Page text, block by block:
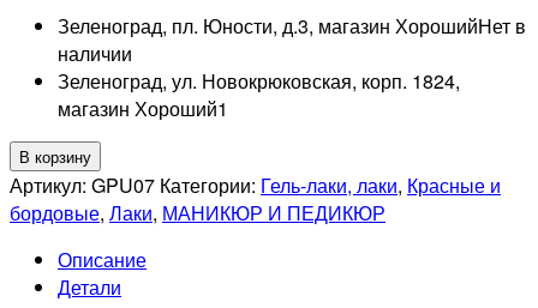
Зеленоград, пл. Юности, д.3, магазин ХорошийНет в
наличии
Зеленоград, ул. Новокрюковская, корп. 1824,
магазин Хороший1
Количество
товара
GRATTOL
для
ногтей
В корзину
Артикул: GPU07 Категории: Гель-лаки, лаки, Красные и
бордовые, Лаки, МАНИКЮР И ПЕДИКЮР
Описание
Детали